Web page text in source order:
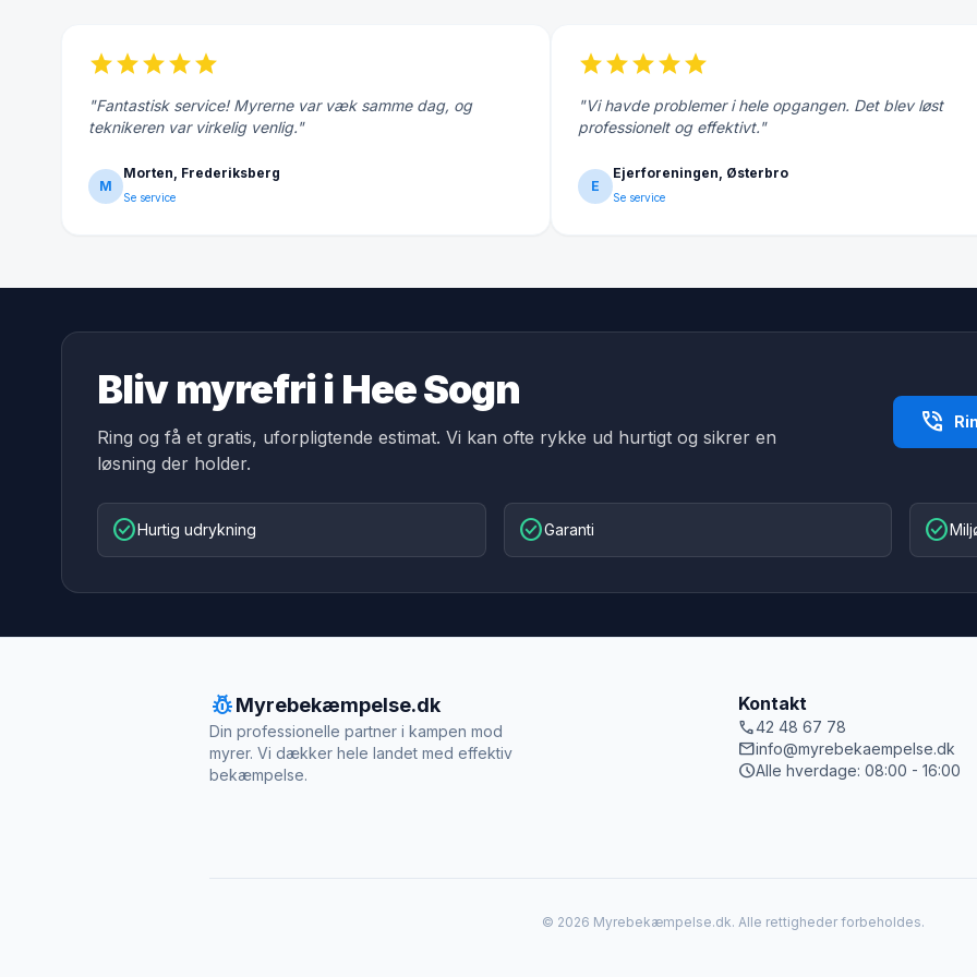
starstarstarstarstar
"Fantastisk service! Myrerne var væk samme dag, og
teknikeren var virkelig venlig."
M
Morten, Frederiksberg
Se service
starstarstarstarstar
"Vi havde problemer i hele opgangen. Det blev løst
professionelt og effektivt."
E
Ejerforeningen, Østerbro
Se service
Bliv myrefri i Hee Sogn
Ring og få et gratis, uforpligtende estimat. Vi kan ofte rykke ud hurtigt og sikrer en
løsning der holder.
phone_in_talk
check_circleHurtig udrykning check_circleGaranti check_circle
pest_controlMyrebekæmpelse.dk
Din professionelle partner i kampen mod
myrer. Vi dækker hele landet med effektiv
bekæmpelse.
Kontakt
call42 48 67 78
mailinfo@myrebekaempelse.dk
scheduleAlle hverdage: 08:00 - 16:00
© 2026 Myrebekæmpelse.dk. Alle rettigheder forbeholdes.